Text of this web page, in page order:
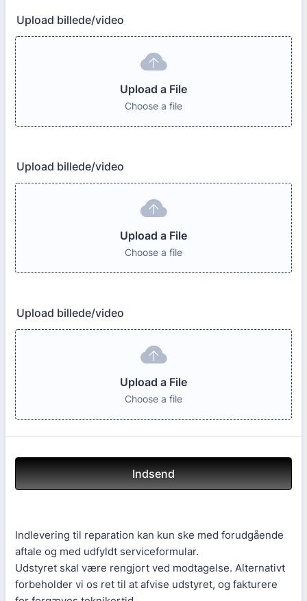
Upload billede/video
Upload a File
Choose a file
Upload billede/video
Upload a File
Choose a file
Upload billede/video
Upload a File
Choose a file
Indsend
Indlevering til reparation kan kun ske med forudgående
aftale og med udfyldt serviceformular.
Udstyret skal være rengjort ved modtagelse. Alternativt
forbeholder vi os ret til at afvise udstyret, og fakturere